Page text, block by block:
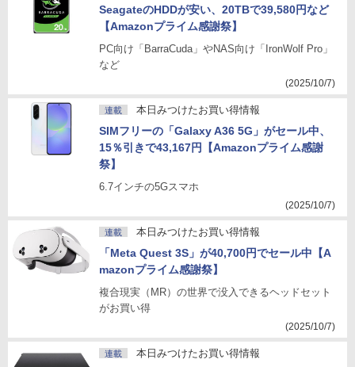
SeagateのHDDが安い、20TBで39,580円など
【Amazonプライム感謝祭】
PC向け「BarraCuda」やNAS向け「IronWolf Pro」
など
(2025/10/7)
連載 本日みつけたお買い得情報
SIMフリーの「Galaxy A36 5G」がセール中、
15％引きで43,167円【Amazonプライム感謝
祭】
6.7インチの5Gスマホ
(2025/10/7)
連載 本日みつけたお買い得情報
「Meta Quest 3S」が40,700円でセール中【A
mazonプライム感謝祭】
複合現実（MR）の世界で没入できるヘッドセット
がお買い得
(2025/10/7)
連載 本日みつけたお買い得情報